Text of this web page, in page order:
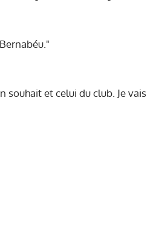
souhait et celui du club. Je vais